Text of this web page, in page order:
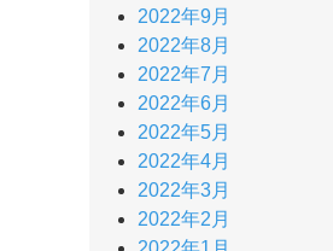
2022年9月
2022年8月
2022年7月
2022年6月
2022年5月
2022年4月
2022年3月
2022年2月